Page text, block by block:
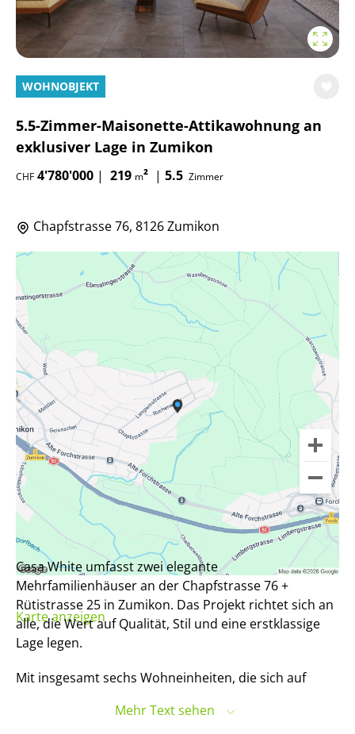
WOHNOBJEKT
5.5-Zimmer-Maisonette-Attikawohnung an
exklusiver Lage in Zumikon
CHF 4'780'000 | 219 m² | 5.5 Zimmer
Chapfstrasse 76, 8126 Zumikon
Karte anzeigen
Casa White umfasst zwei elegante
Mehrfamilienhäuser an der Chapfstrasse 76 +
Rütistrasse 25 in Zumikon. Das Projekt richtet sich an
alle, die Wert auf Qualität, Stil und eine erstklassige
Lage legen.
Mit insgesamt sechs Wohneinheiten, die sich auf
verteilen, überzeugt Casa White durch hochwertige
Mehr Text sehen